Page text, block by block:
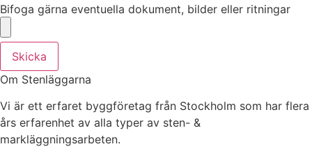
Bifoga gärna eventuella dokument, bilder eller ritningar
Skicka
Om Stenläggarna
Vi är ett erfaret byggföretag från Stockholm som har flera
års erfarenhet av alla typer av sten- &
markläggningsarbeten.